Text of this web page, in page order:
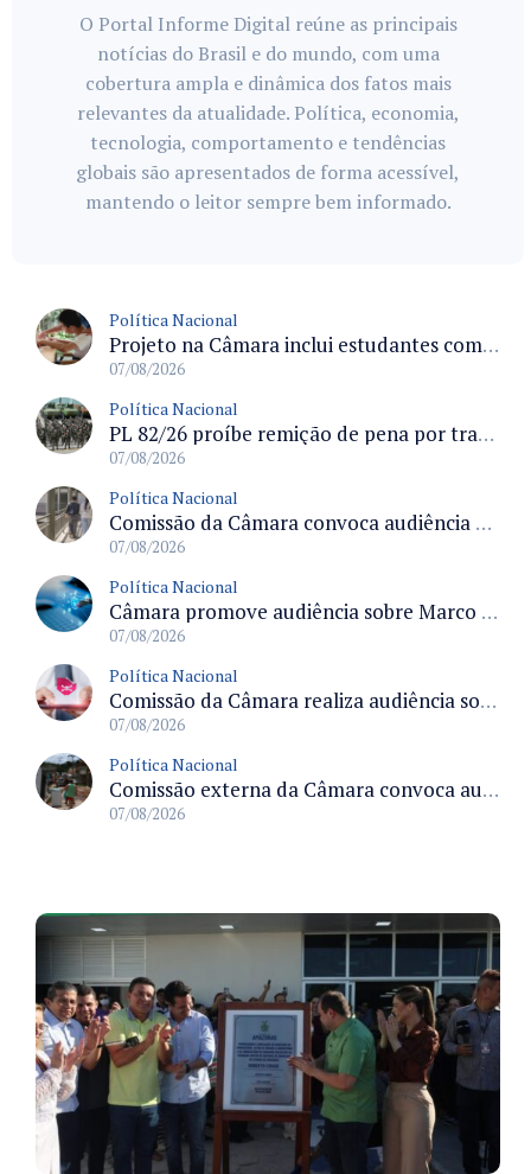
O Portal Informe Digital reúne as principais
notícias do Brasil e do mundo, com uma
cobertura ampla e dinâmica dos fatos mais
relevantes da atualidade. Política, economia,
tecnologia, comportamento e tendências
globais são apresentados de forma acessível,
mantendo o leitor sempre bem informado.
Política Nacional
Projeto na Câmara inclui estudantes com deficiência no regime escolar especial da LDB e estabelece critérios para frequência
07/08/2026
Política Nacional
PL 82/26 proíbe remição de pena por trabalho em funções militares para condenados por crimes contra o Estado Democrático de Direito
07/08/2026
Política Nacional
Comissão da Câmara convoca audiência para discutir misoginia nas escolas e universidades após divulgação de listas misóginas
07/08/2026
Política Nacional
Câmara promove audiência sobre Marco de Fomento à Economia Digital e impactos da inteligência artificial
07/08/2026
Política Nacional
Comissão da Câmara realiza audiência sobre apostas online para medir o tamanho do mercado ilegal
07/08/2026
Política Nacional
Comissão externa da Câmara convoca audiência pública sobre chuvas na Zona da Mata de Minas Gerais e impactos em Juiz de Fora
07/08/2026